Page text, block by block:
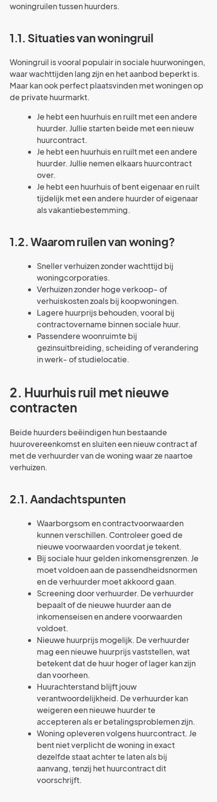
woningruilen tussen huurders.
1.1. Situaties van woningruil
Woningruil is vooral populair in sociale huurwoningen,
waar wachttijden lang zijn en het aanbod beperkt is.
Maar kan ook perfect plaatsvinden met woningen op
de private huurmarkt.
Je hebt een huurhuis en ruilt met een andere
huurder. Jullie starten beide met een nieuw
huurcontract.
Je hebt een huurhuis en ruilt met een andere
huurder. Jullie nemen elkaars huurcontract
over.
Je hebt een huurhuis of bent eigenaar en ruilt
tijdelijk met een andere huurder of eigenaar
als vakantiebestemming.
1.2. Waarom ruilen van woning?
Sneller verhuizen zonder wachttijd bij
woningcorporaties.
Verhuizen zonder hoge verkoop- of
verhuiskosten zoals bij koopwoningen.
Lagere huurprijs behouden, vooral bij
contractovername binnen sociale huur.
Passendere woonruimte bij
gezinsuitbreiding, scheiding of verandering
in werk- of studielocatie.
2. Huurhuis ruil met nieuwe
contracten
Beide huurders beëindigen hun bestaande
huurovereenkomst en sluiten een nieuw contract af
met de verhuurder van de woning waar ze naartoe
verhuizen.
2.1. Aandachtspunten
Waarborgsom en contractvoorwaarden
kunnen verschillen. Controleer goed de
nieuwe voorwaarden voordat je tekent.
Bij sociale huur gelden inkomensgrenzen. Je
moet voldoen aan de passendheidsnormen
en de verhuurder moet akkoord gaan.
Screening door verhuurder. De verhuurder
bepaalt of de nieuwe huurder aan de
inkomenseisen en andere voorwaarden
voldoet.
Nieuwe huurprijs mogelijk. De verhuurder
mag een nieuwe huurprijs vaststellen, wat
betekent dat de huur hoger of lager kan zijn
dan voorheen.
Huurachterstand blijft jouw
verantwoordelijkheid. De verhuurder kan
weigeren een nieuwe huurder te
accepteren als er betalingsproblemen zijn.
Woning opleveren volgens huurcontract. Je
bent niet verplicht de woning in exact
dezelfde staat achter te laten als bij
aanvang, tenzij het huurcontract dit
voorschrijft.